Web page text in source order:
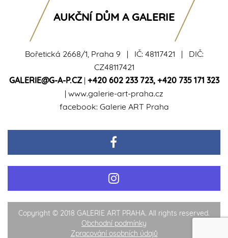
Bořetická 2668/1, Praha 9 | IČ: 48117421 | DIČ:
CZ48117421
GALERIE@G-A-P.CZ| +420 602 233 723, +420 735 171 323
| www.galerie-art-praha.cz
facebook: Galerie ART Praha
AUKČNÍ DŮM A GALERIE
Copyright © 2018 GALERIE ART PRAHA. All rights reserved.
Obchodní podmínky
Zpracování osobních údajů